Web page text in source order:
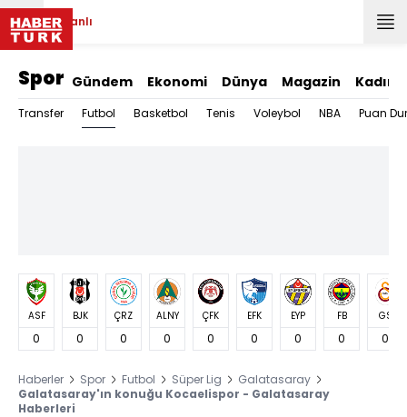
Canlı
Spor Gündem Ekonomi Dünya Magazin Kadın
Transfer Futbol Basketbol Tenis Voleybol NBA Puan
ASF
0
BJK
0
ÇRZ
0
ALNY
0
ÇFK
0
EFK
0
EYP
0
FB
0
GS
0
Haberler Spor Futbol Süper Lig
Galatasaray
Galatasaray'ın konuğu Kocaelispor - Galatasaray
Haberleri